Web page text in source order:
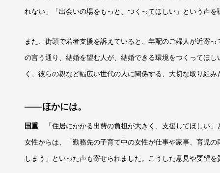
れない」「出会いの場をもっと、つくってほしい」という声を
また、街頭で若者支援を訴えていると、年配のご婦人が近寄
の言う通り、結婚を望む人が、結婚できる環境をつくってほ
く、彼らの親など幅広い世代の人に関係する、大切な取り組
――ほかには。
国重 「住居にかかる出費の負担が大きく、支援してほしい
女性からは、「勤務先の子育て中の女性が仕事や家事、育児
しまう」といった声も寄せられました。こうした意見や要望